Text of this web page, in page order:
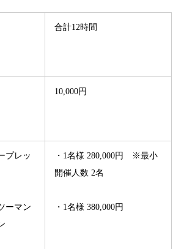
合計12時間
10,000円
プレッ
ーマン
・1名様 280,000円 ※最小
開催人数 2名
・1名様 380,000円